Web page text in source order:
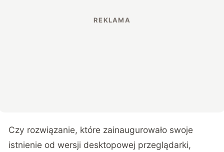
Czy rozwiązanie, które zainaugurowało swoje
istnienie od wersji desktopowej przeglądarki,